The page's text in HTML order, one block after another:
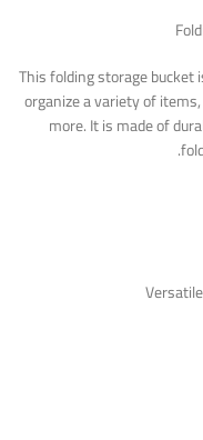
This folding storage
organize a variety of
more. It is made of